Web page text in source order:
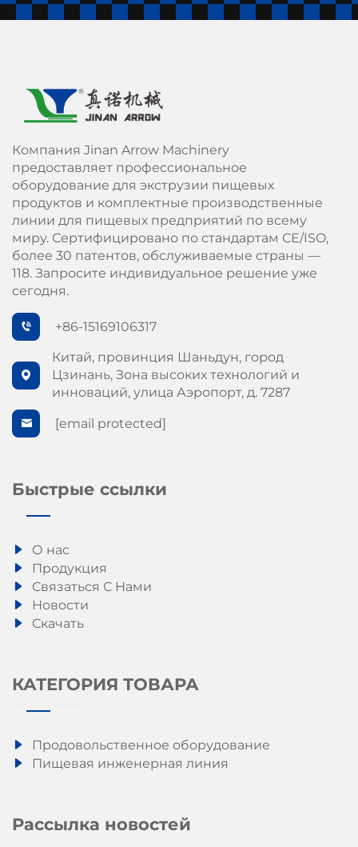
Компания Jinan Arrow Machinery
предоставляет профессиональное
оборудование для экструзии пищевых
продуктов и комплектные производственные
линии для пищевых предприятий по всему
миру. Сертифицировано по стандартам СЕ/ISO,
более 30 патентов, обслуживаемые страны —
118. Запросите индивидуальное решение уже
сегодня.
+86-15169106317
Китай, провинция Шаньдун, город
Цзинань, Зона высоких технологий и
инноваций, улица Аэропорт, д. 7287
[email protected]
Быстрые ссылки
О нас
Продукция
Связаться С Нами
Новости
Скачать
КАТЕГОРИЯ ТОВАРА
Продовольственное оборудование
Пищевая инженерная линия
Рассылка новостей